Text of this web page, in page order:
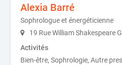
Alexia Barré
Sophrologue et énergéticienne
19 Rue William Shakespeare
Activités
Bien-être, Sophrologie, Autre